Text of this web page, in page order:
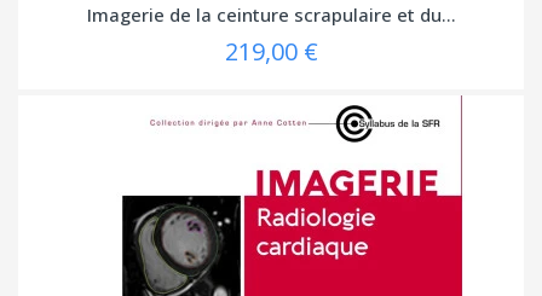
Imagerie de la ceinture scrapulaire et du...
219,00 €